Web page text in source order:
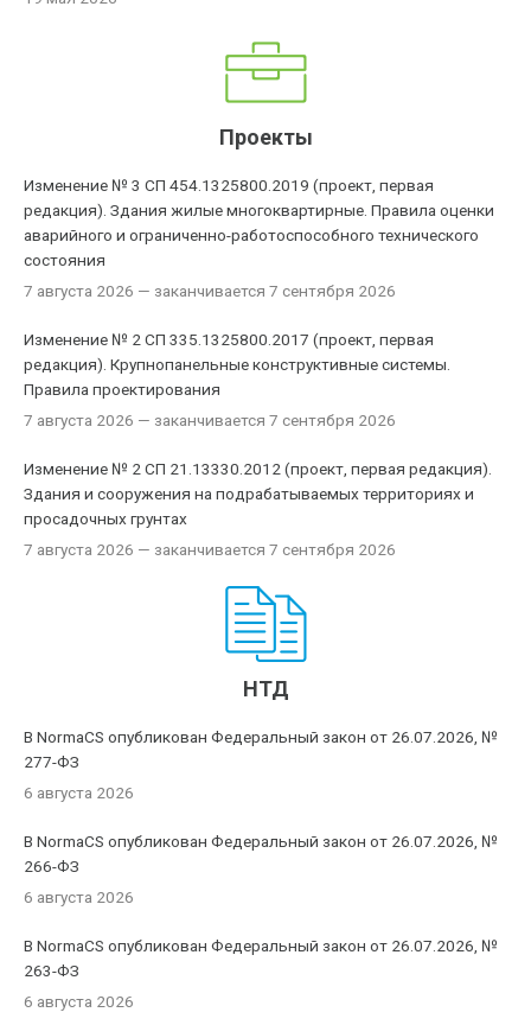
Проекты
Изменение № 3 СП 454.1325800.2019 (проект, первая
редакция). Здания жилые многоквартирные. Правила оценки
аварийного и ограниченно-работоспособного технического
состояния
7 августа 2026 — заканчивается 7 сентября 2026
Изменение № 2 СП 335.1325800.2017 (проект, первая
редакция). Крупнопанельные конструктивные системы.
Правила проектирования
7 августа 2026 — заканчивается 7 сентября 2026
Изменение № 2 СП 21.13330.2012 (проект, первая редакция).
Здания и сооружения на подрабатываемых территориях и
просадочных грунтах
7 августа 2026 — заканчивается 7 сентября 2026
НТД
В NormaCS опубликован Федеральный закон от 26.07.2026, №
277-ФЗ
6 августа 2026
В NormaCS опубликован Федеральный закон от 26.07.2026, №
266-ФЗ
6 августа 2026
В NormaCS опубликован Федеральный закон от 26.07.2026, №
263-ФЗ
6 августа 2026